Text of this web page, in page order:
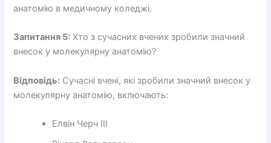
анатомію в медичному коледжі.
Запитання 5: Хто з сучасних вчених зробили значний
внесок у молекулярну анатомію?
Відповідь: Сучасні вчені, які зробили значний внесок у
молекулярну анатомію, включають:
Елвін Черч III